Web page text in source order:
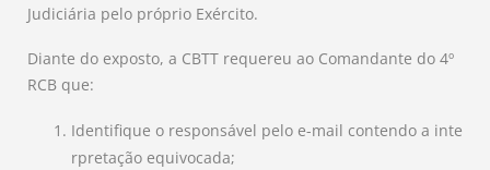
Judiciária pelo próprio Exército.
Diante do exposto, a CBTT requereu ao Comandante do 4º
RCB que:
Identifique o responsável pelo e-mail contendo a inte
rpretação equivocada;